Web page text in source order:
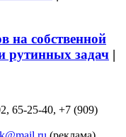
на собственной
рутинных задач |
65-25-40, +7 (909)